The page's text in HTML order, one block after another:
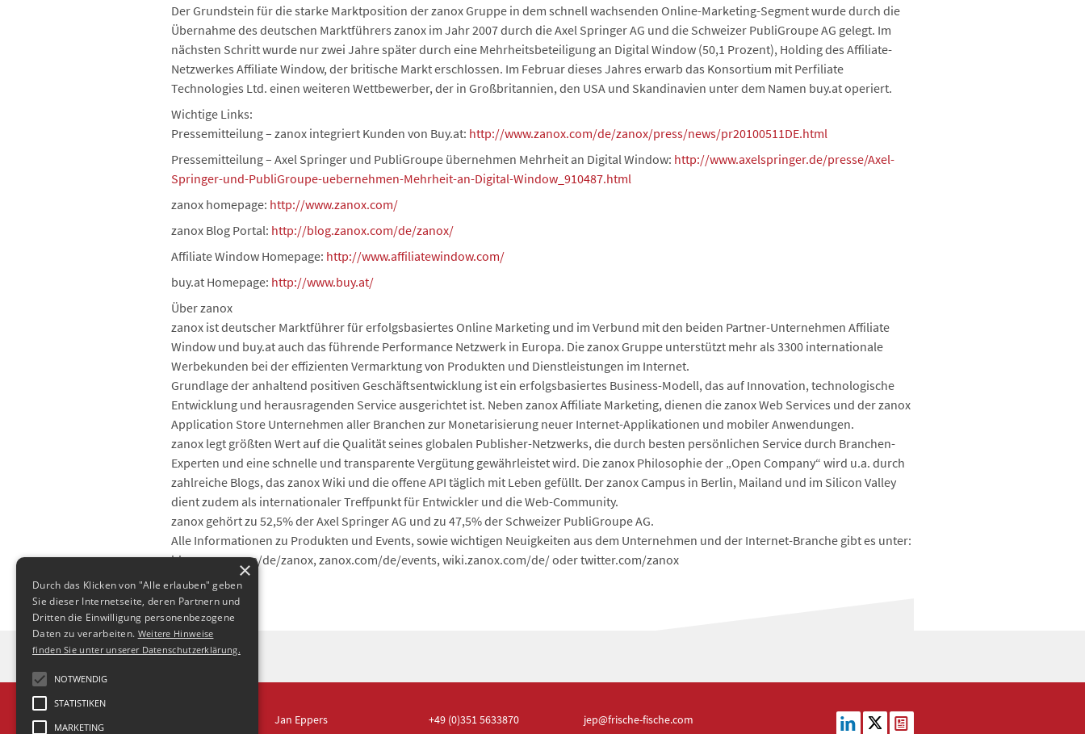
Der Grundstein für die starke Marktposition der zanox Gruppe in dem schnell wachsenden Online-Marketing-Segment wurde durch die
Übernahme des deutschen Marktführers zanox im Jahr 2007 durch die Axel Springer AG und die Schweizer PubliGroupe AG gelegt. Im
nächsten Schritt wurde nur zwei Jahre später durch eine Mehrheitsbeteiligung an Digital Window (50,1 Prozent), Holding des Affiliate-
Netzwerkes Affiliate Window, der britische Markt erschlossen. Im Februar dieses Jahres erwarb das Konsortium mit Perfiliate
Technologies Ltd. einen weiteren Wettbewerber, der in Großbritannien, den USA und Skandinavien unter dem Namen buy.at operiert.
Wichtige Links:
Pressemitteilung – zanox integriert Kunden von Buy.at: http://www.zanox.com/de/zanox/press/news/pr20100511DE.html
Pressemitteilung – Axel Springer und PubliGroupe übernehmen Mehrheit an Digital Window: http://www.axelspringer.de/presse/Axel-
Springer-und-PubliGroupe-uebernehmen-Mehrheit-an-Digital-Window_910487.html
zanox homepage: http://www.zanox.com/
zanox Blog Portal: http://blog.zanox.com/de/zanox/
Affiliate Window Homepage: http://www.affiliatewindow.com/
buy.at Homepage: http://www.buy.at/
Über zanox
zanox ist deutscher Marktführer für erfolgsbasiertes Online Marketing und im Verbund mit den beiden Partner-Unternehmen Affiliate
Window und buy.at auch das führende Performance Netzwerk in Europa. Die zanox Gruppe unterstützt mehr als 3300 internationale
Werbekunden bei der effizienten Vermarktung von Produkten und Dienstleistungen im Internet.
Grundlage der anhaltend positiven Geschäftsentwicklung ist ein erfolgsbasiertes Business-Modell, das auf Innovation, technologische
Entwicklung und herausragenden Service ausgerichtet ist. Neben zanox Affiliate Marketing, dienen die zanox Web Services und der zanox
Application Store Unternehmen aller Branchen zur Monetarisierung neuer Internet-Applikationen und mobiler Anwendungen.
zanox legt größten Wert auf die Qualität seines globalen Publisher-Netzwerks, die durch besten persönlichen Service durch Branchen-
Experten und eine schnelle und transparente Vergütung gewährleistet wird. Die zanox Philosophie der „Open Company“ wird u.a. durch
zahlreiche Blogs, das zanox Wiki und die offene API täglich mit Leben gefüllt. Der zanox Campus in Berlin, Mailand und im Silicon Valley
dient zudem als internationaler Treffpunkt für Entwickler und die Web-Community.
zanox gehört zu 52,5% der Axel Springer AG und zu 47,5% der Schweizer PubliGroupe AG.
Alle Informationen zu Produkten und Events, sowie wichtigen Neuigkeiten aus dem Unternehmen und der Internet-Branche gibt es unter:
blog.zanox.com/de/zanox, zanox.com/de/events, wiki.zanox.com/de/ oder twitter.com/zanox
Jan Eppers +49 (0)3515633870 jep@frische-fische.com
×
Durch das Klicken von "Alle erlauben" geben
Sie dieser Internetseite, deren Partnern und
Dritten die Einwilligung personenbezogene
Daten zu verarbeiten. Weitere Hinweise
finden Sie unter unserer Datenschutzerklärung.
NOTWENDIG
STATISTIKEN
MARKETING